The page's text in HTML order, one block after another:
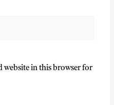
website in this browser for